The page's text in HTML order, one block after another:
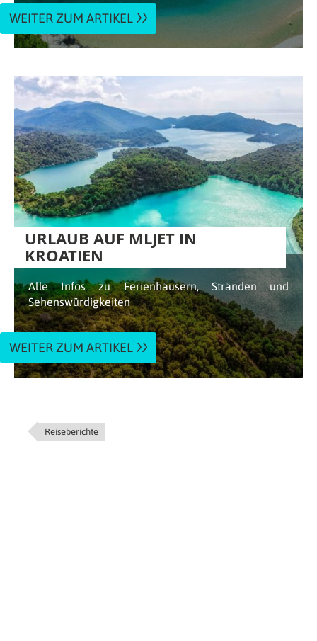
WEITER ZUM ARTIKEL
URLAUB AUF MLJET IN
KROATIEN
Alle Infos zu Ferienhäusern, Stränden und
Sehenswürdigkeiten
WEITER ZUM ARTIKEL
Reiseberichte